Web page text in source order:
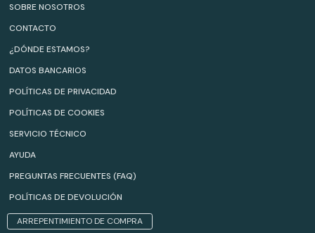
SOBRE NOSOTROS
CONTACTO
¿DÓNDE ESTAMOS?
DATOS BANCARIOS
POLÍTICAS DE PRIVACIDAD
POLÍTICAS DE COOKIES
SERVICIO TÉCNICO
AYUDA
PREGUNTAS FRECUENTES (FAQ)
POLÍTICAS DE DEVOLUCIÓN
ARREPENTIMIENTO DE COMPRA